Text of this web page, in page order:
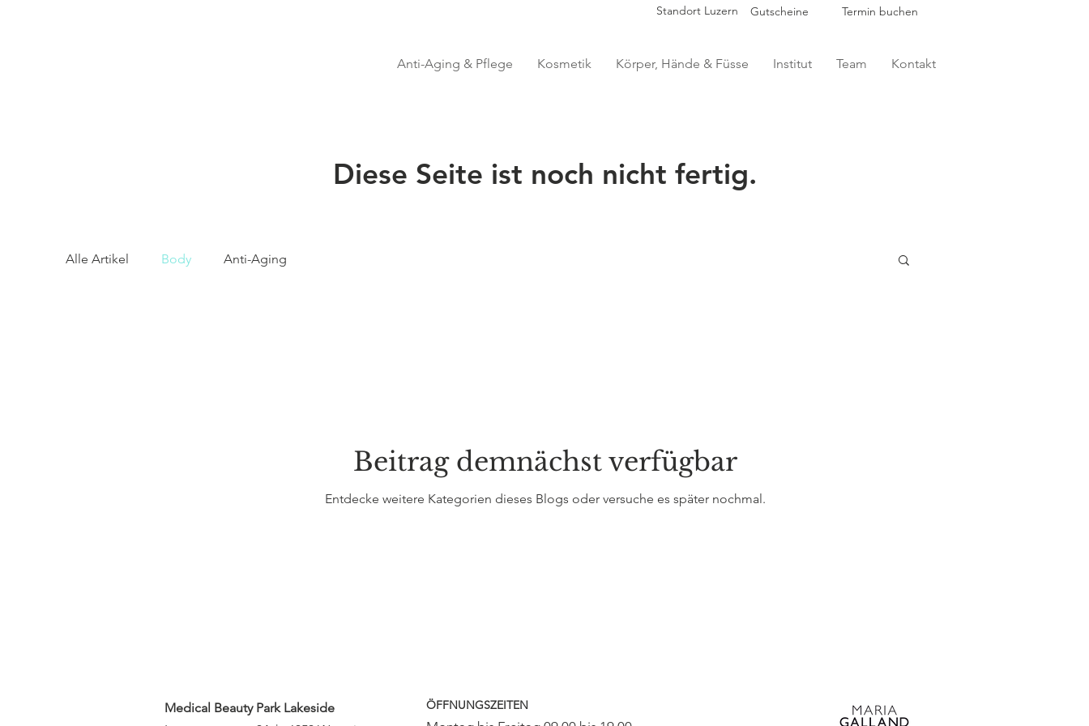
Termin buchen
Anti-Aging & Pflege Kosmetik Körper, Hände & Füsse Institut Team Kontakt
Gutscheine
Standort Luzern
Diese Seite ist noch nicht fertig.
Alle Artikel Body Anti-Aging
Beitrag demnächst verfügbar
Entdecke weitere Kategorien dieses Blogs oder versuche es später nochmal.
Medical Beauty Park Lakeside
ÖFFNUNGSZEITEN